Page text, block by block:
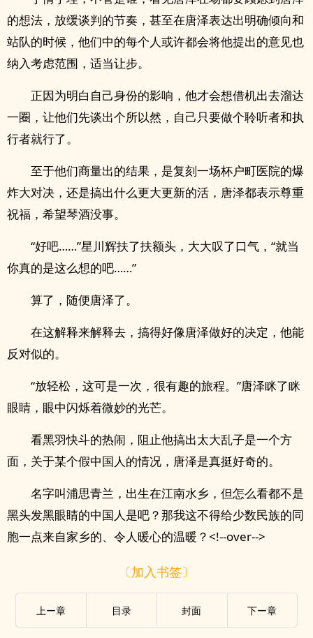
的想法，放缓谈判的节奏，甚至在唐泽表达出明确倾向和
站队的时候，他们中的每个人或许都会将他提出的意见也
纳入考虑范围，适当让步。
正因为明白自己身份的影响，他才会想借机出去溜达
一圈，让他们先谈出个所以然，自己只要做个聆听者和执
行者就行了。
至于他们商量出的结果，是复刻一场杯户町医院的爆
炸大对决，还是搞出什么更大更新的活，唐泽都表示尊重
祝福，希望琴酒没事。
“好吧……”星川辉扶了扶额头，大大叹了口气，“就当
你真的是这么想的吧……”
算了，随便唐泽了。
在这解释来解释去，搞得好像唐泽做好的决定，他能
反对似的。
“放轻松，这可是一次，很有趣的旅程。”唐泽眯了眯
眼睛，眼中闪烁着微妙的光芒。
看黑羽快斗的热闹，阻止他搞出太大乱子是一个方
面，关于某个假中国人的情况，唐泽是真挺好奇的。
名字叫浦思青兰，出生在江南水乡，但怎么看都不是
黑头发黑眼睛的中国人是吧？那我这不得给少数民族的同
胞一点来自家乡的、令人暖心的温暖？<!--over-->
〔加入书签〕
上ー章 目录 封面 下ー章